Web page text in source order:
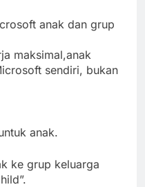
anak dan grup
maksimal,anak
sendiri, bukan
anak.
ke grup keluarga